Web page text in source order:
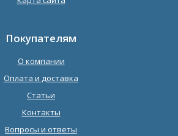
Покупателям
О компании
Оплата и доставка
Статьи
Контакты
Вопросы и ответы